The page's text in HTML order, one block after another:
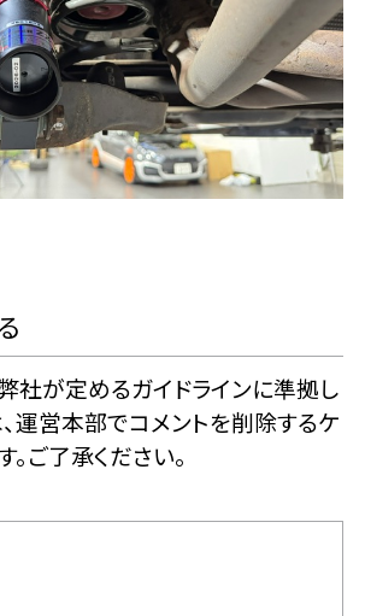
社が定めるガイドラインに準拠し
運営本部でコメントを削除するケ
ご了承ください。